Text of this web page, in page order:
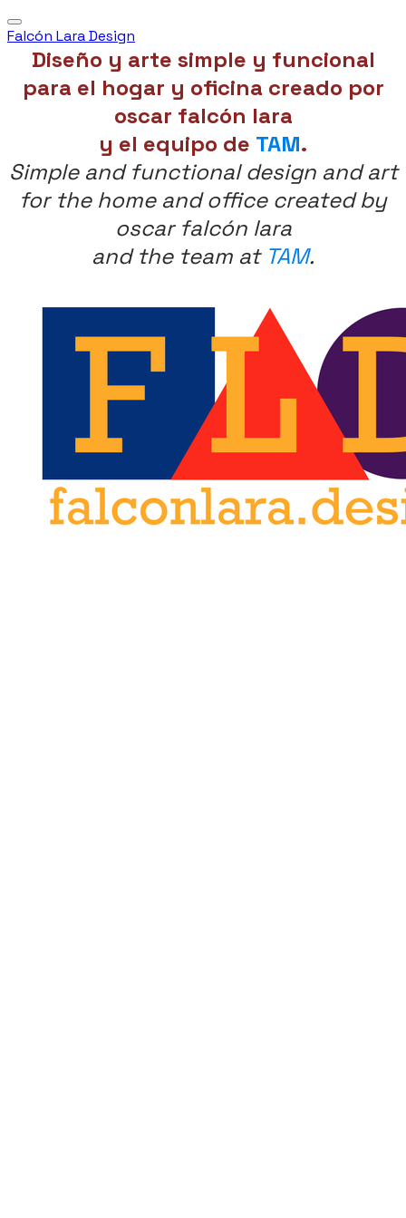
Falcón Lara Design
Diseño y arte simple y funcional
para el hogar y oficina creado por
oscar falcón lara
​y el equipo de TAM.
Simple and functional design and art
for the home and office created by
oscar falcón lara
and the team at TAM.